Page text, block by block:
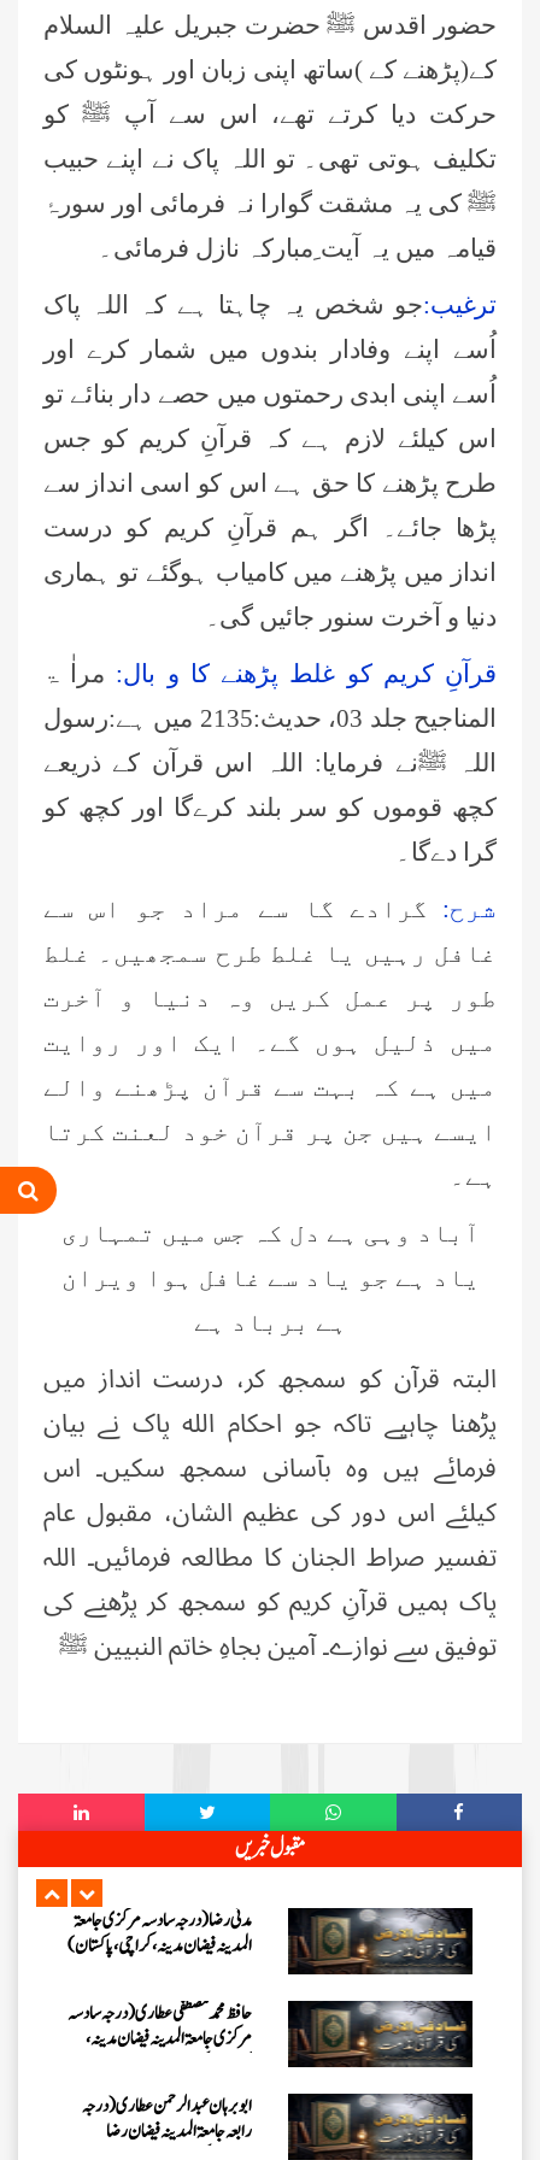
حضور اقدس ﷺ حضرت جبریل علیہ السلام
کے(پڑھنے کے )ساتھ اپنی زبان اور ہونٹوں کی
حرکت دیا کرتے تھے، اس سے آپ ﷺ کو
تکلیف ہوتی تھی۔ تو اللہ پاک نے اپنے حبیب
ﷺ کی یہ مشقت گوارا نہ فرمائی اور سورۂ
قیامہ میں یہ آیت ِمبارکہ نازل فرمائی۔
ترغیب:جو شخص یہ چاہتا ہے کہ اللہ پاک
اُسے اپنے وفادار بندوں میں شمار کرے اور
اُسے اپنی ابدی رحمتوں میں حصے دار بنائے تو
اس کیلئے لازم ہے کہ قرآنِ کریم کو جس
طرح پڑھنے کا حق ہے اس کو اسی انداز سے
پڑھا جائے۔ اگر ہم قرآنِ کریم کو درست
انداز میں پڑھنے میں کامیاب ہوگئے تو ہماری
دنیا و آخرت سنور جائیں گی۔
قرآنِ کریم کو غلط پڑھنے کا و بال: مراٰ ۃ
المناجیح جلد 03، حدیث:2135 میں ہے:رسول
اللہ ﷺنے فرمایا: اللہ اس قرآن کے ذریعے
کچھ قوموں کو سر بلند کرےگا اور کچھ کو
گرا دےگا۔
شرح: گرادے گا سے مراد جو اس سے
غافل رہیں یا غلط طرح سمجھیں۔ غلط
طور پر عمل کریں وہ دنیا و آخرت
میں ذلیل ہوں گے۔ ایک اور روایت
میں ہے کہ بہت سے قرآن پڑھنے والے
ایسے ہیں جن پر قرآن خود لعنت کرتا
ہے۔
آباد وہی ہے دل کہ جس میں تمہاری
یاد ہے جو یاد سے غافل ہوا ویران
ہے برباد ہے
البتہ قرآن کو سمجھ کر، درست انداز میں
پڑھنا چاہیے تاکہ جو احکام الله پاک نے بیان
فرمائے ہیں وہ بآسانی سمجھ سکیں۔ اس
کیلئے اس دور کی عظیم الشان، مقبول عام
تفسیر صراط الجنان کا مطالعہ فرمائیں۔ اللہ
پاک ہمیں قرآنِ کریم کو سمجھ کر پڑھنے کی
توفیق سے نوازے۔ آمین بجاہِ خاتم النبیین ﷺ
مقبول خبریں
عمر اختر (درجہ خامسہ مرکزی جامعۃ
المدینہ فیضان مدینہ ،کراچی،پاکستان)
فیضان مدینہ،کراچی ،پاکستان)
محمد سعد عمران (درجہ عالیہ مرکزی
جامعۃ المدینہ فیضانِ مدینہ ،کراچی
احمد رضا ہاشمی (درجہ خامسہ مرکزی
جامعۃ المدينہ فيضان عثمان غنى،
کراچی،پاکستان)
ارشد علی عطاری (درجہ خامسہ
مرکزی جامعۃ المدینہ فیضانِ مدینہ،
کراچی،پاکستان)
عبدالرؤف (درجہ سابعہ جامعۃ المدینہ
فیضان بغداد ،کراچی،پاکستان)
عبد الرسول (درجہ خامسہ مرکزی
حافظ محمد مصطفٰی عطاری (درجہ سادسہ
مرکزی جامعۃالمدينہ فیضان مدینہ،
کراچی،پاکستان)
ابو برہان عبدالرحمن عطاری (درجہ
،لاہور،پاکستان)
عبدالمقیم (درجہ سابعہ مرکزی
کراچی،پاکستان)
عمر اختر (درجہ خامسہ مرکزی جامعۃ